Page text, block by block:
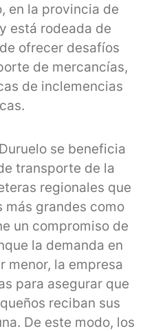
en la provincia de
está rodeada de
ofrecer desafíos
de mercancías,
de inclemencias
se beneficia
transporte de la
regionales que
más grandes como
un compromiso de
la demanda en
menor, la empresa
para asegurar que
reciban sus
De este modo, los